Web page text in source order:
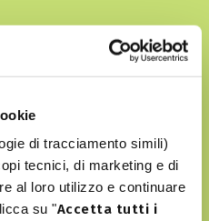
di tracciamento simili)
tecnici, di marketing e di
al loro utilizzo e continuare
su "Accetta tutti i
GMO και σόγια
LOVE ΜΑΣ